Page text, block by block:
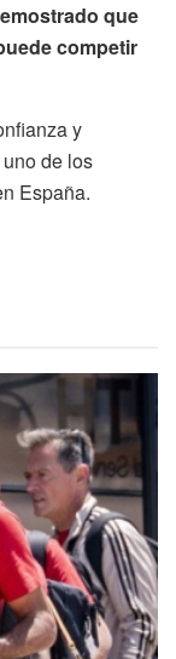
que
competir
y
de los
España.